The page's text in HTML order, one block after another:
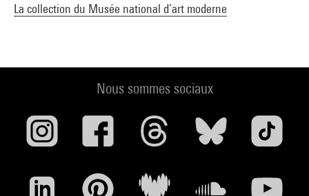
La collection du Musée national d’art moderne
Nous sommes sociaux